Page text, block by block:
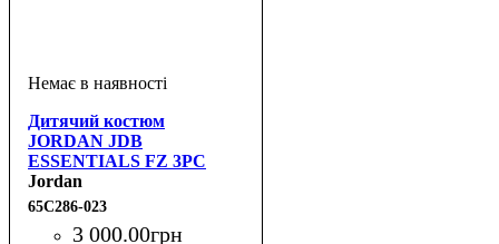
Дитячий костюм
JORDAN JDB
ESSENTIALS FZ 3PC
SET
Jordan
65C286-023
3 000.00грн